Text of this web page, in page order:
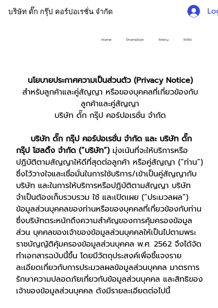
บริษัท ดั๊ก กรุ๊ป คอร์ปอเรชั่น จำกัด
Home Promotion Menu MINI
นโยบายประกาศความเป็นส่วนตัว (Privacy Notice)
สำหรับลูกค้าและคู่สัญญา หรือของบุคคลที่เกี่ยวข้องกับ
ลูกค้าและคู่สัญญา
บริษัท ดั๊ก กรุ๊ป คอร์ปอเรชั่น จำกัด
บริษัท ดั๊ก กรุ๊ป คอร์ปอเรชั่น จำกัด และ บริษัท ดั๊ก
กรุ๊ป โฮลดิ้ง จำกัด (“บริษัท”) มุ่งเน้นที่จะให้บริการหรือ
ปฏิบัติตามสัญญาให้ดีที่สุดต่อลูกค้า หรือคู่สัญญา (“ท่าน”)
ซึ่งไว้วางใจและเชื่อมั่นในการใช้บริการ/เข้าเป็นคู่สัญญากับ
บริษัท และในการให้บริการหรือปฏิบัติตามสัญญา บริษัท
จำเป็นต้องเก็บรวบรวม ใช้ และเปิดเผย (“ประมวลผล”)
ข้อมูลส่วนบุคคลของท่านหรือของบุคคลที่เกี่ยวข้องกับท่าน
ซึ่งบริษัทตระหนักถึงความสำคัญของการคุ้มครองข้อมูล
ส่วน บุคคลของเจ้าของข้อมูลส่วนบุคคลให้เป็นไปตามพระ
ราชบัญญัติคุ้มครองข้อมูลส่วนบุคคล พ.ศ. 2562 จึงได้จัด
ทำเอกสารฉบับนี้ขึ้น โดยมีวัตถุประสงค์เพื่อชี้แจงราย
ละเอียดเกี่ยวกับการประมวลผลข้อมูลส่วนบุคคล มาตรการ
รักษาความปลอดภัยเกี่ยวกับข้อมูลส่วนบุคคล และสิทธิของ
เจ้าของข้อมูลส่วนบุคคล ดังมีรายละเอียดต่อไปนี้